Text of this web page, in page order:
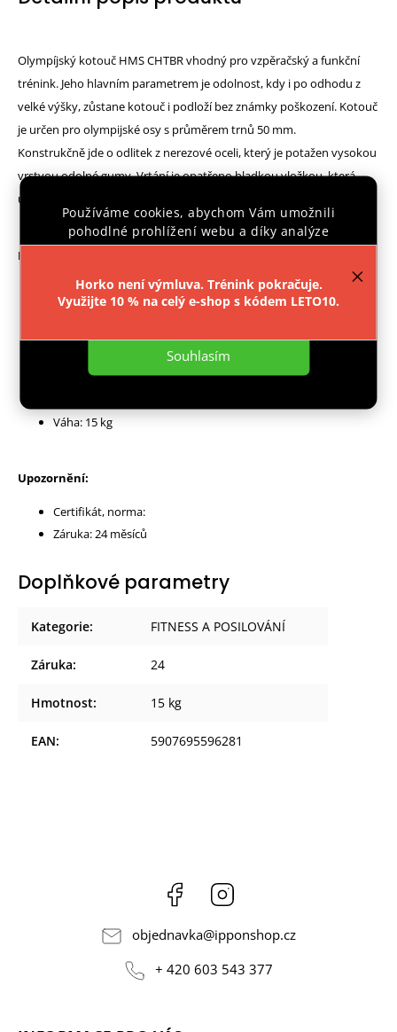
Používáme cookies, abychom Vám umožnili
pohodlné prohlížení webu a díky analýze
provozu webu neustále zlepšovali jeho funkce,
Nastavení
Souhlasím
Horko není výmluva. Trénink pokračuje.
Využijte 10 % na celý e-shop s kódem LETO10.
Olympíjský kotouč HMS CHTBR vhodný pro vzpěračský a funkční
trénink. Jeho hlavním parametrem je odolnost, kdy i po odhodu z
velké výšky, zůstane kotouč i podloží bez známky poškození. Kotouč
je určen pro olympijské osy s průměrem trnů 50 mm.
Konstrukčně jde o odlitek z nerezové oceli, který je potažen vysokou
vrstvou odolné gumy. Vrtání je opatřeno hladkou vložkou, která
usnadňuje nasazování kotouče na osu.
Parametry:
Průměr otvoru: 51 mm
Materiál: ocel, guma
Průměr: 450 mm
Váha: 15 kg
Upozornění:
Certifikát, norma:
Záruka: 24 měsíců
Doplňkové parametry
Kategorie: FITNESS A POSILOVÁNÍ
Záruka: 24
Hmotnost: 15 kg
EAN: 5907695596281
Facebook
objednavka@ipponshop.cz
+ 420 603 543 377